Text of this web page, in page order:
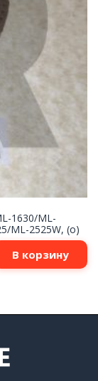
1630/ML-
ML-2525W, (о)
В корзину